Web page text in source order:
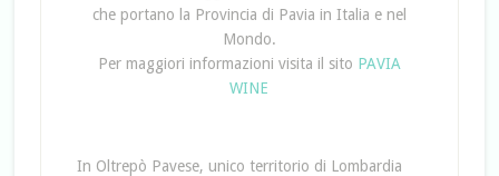
che portano la Provincia di Pavia in Italia e nel
Mondo.
Per maggiori informazioni visita il sito PAVIA
WINE
In Oltrepò Pavese, unico territorio di Lombardia